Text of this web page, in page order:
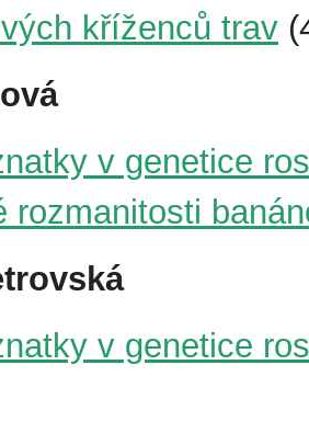
kříženců trav
v genetice
rozmanitosti
v genetice